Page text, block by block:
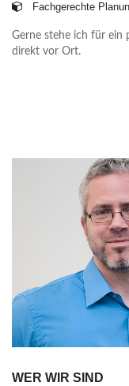
Fachgerechte
Gerne stehe ich für ein
direkt vor Ort.
WER WIR SIND